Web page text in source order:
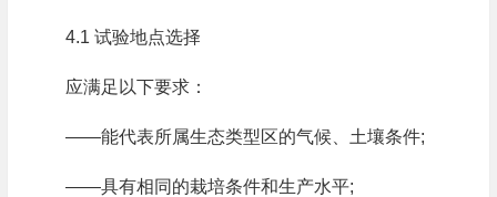
4.1 试验地点选择
应满足以下要求：
——能代表所属生态类型区的气候、土壤条件;
——具有相同的栽培条件和生产水平;